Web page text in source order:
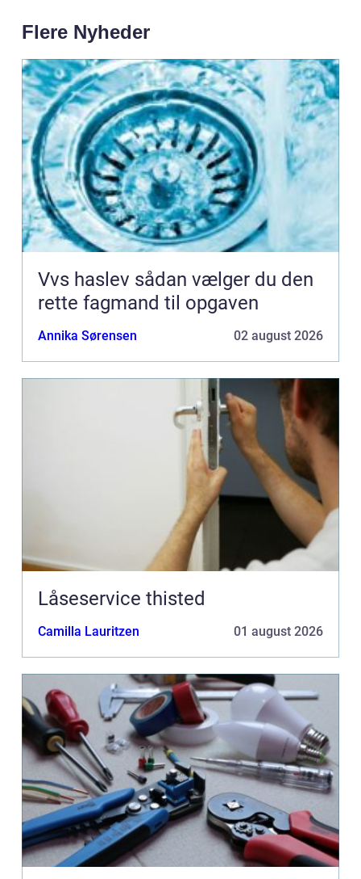
Flere Nyheder
Vvs haslev sådan vælger du den
rette fagmand til opgaven
Annika Sørensen 02 august 2026
Låseservice thisted
Camilla Lauritzen 01 august 2026